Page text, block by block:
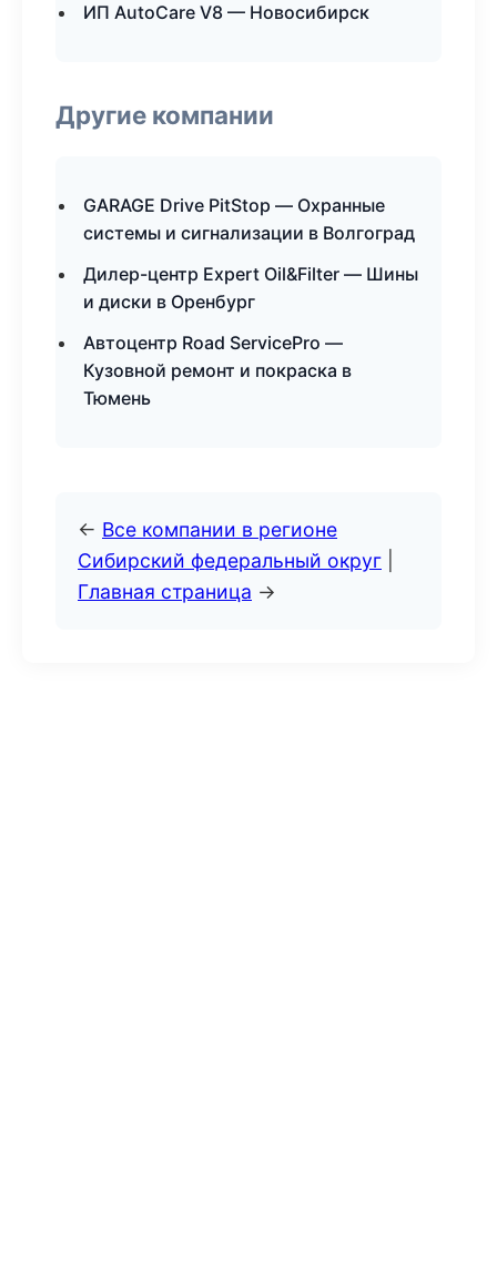
ИП AutoCare V8 — Новосибирск
Другие компании
GARAGE Drive PitStop — Охранные
системы и сигнализации в Волгоград
Дилер-центр Expert Oil&Filter — Шины
и диски в Оренбург
Автоцентр Road ServicePro —
Кузовной ремонт и покраска в
Тюмень
← Все компании в регионе
Сибирский федеральный округ
Главная страница →